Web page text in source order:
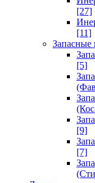
[27]
[11]
Запасные
[5]
[9]
[7]